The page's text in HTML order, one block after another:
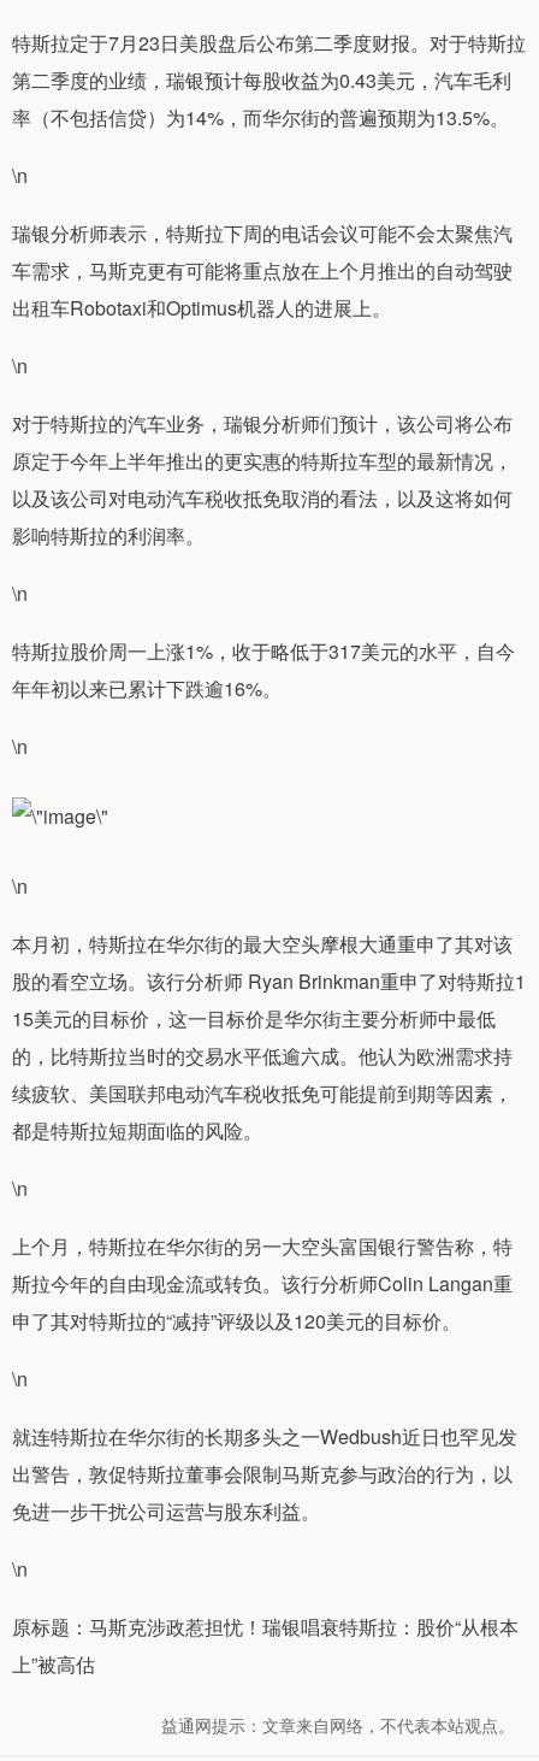
特斯拉定于7月23日美股盘后公布第二季度财报。对于特斯拉
第二季度的业绩，瑞银预计每股收益为0.43美元，汽车毛利
率（不包括信贷）为14%，而华尔街的普遍预期为13.5%。
\n
瑞银分析师表示，特斯拉下周的电话会议可能不会太聚焦汽
车需求，马斯克更有可能将重点放在上个月推出的自动驾驶
出租车Robotaxi和Optimus机器人的进展上。
\n
对于特斯拉的汽车业务，瑞银分析师们预计，该公司将公布
原定于今年上半年推出的更实惠的特斯拉车型的最新情况，
以及该公司对电动汽车税收抵免取消的看法，以及这将如何
影响特斯拉的利润率。
\n
特斯拉股价周一上涨1%，收于略低于317美元的水平，自今
年年初以来已累计下跌逾16%。
\n
\n
本月初，特斯拉在华尔街的最大空头摩根大通重申了其对该
股的看空立场。该行分析师 Ryan Brinkman重申了对特斯拉1
15美元的目标价，这一目标价是华尔街主要分析师中最低
的，比特斯拉当时的交易水平低逾六成。他认为欧洲需求持
续疲软、美国联邦电动汽车税收抵免可能提前到期等因素，
都是特斯拉短期面临的风险。
\n
上个月，特斯拉在华尔街的另一大空头富国银行警告称，特
斯拉今年的自由现金流或转负。该行分析师Colin Langan重
申了其对特斯拉的“减持”评级以及120美元的目标价。
\n
就连特斯拉在华尔街的长期多头之一Wedbush近日也罕见发
出警告，敦促特斯拉董事会限制马斯克参与政治的行为，以
免进一步干扰公司运营与股东利益。
\n
原标题：马斯克涉政惹担忧！瑞银唱衰特斯拉：股价“从根本
上”被高估
益通网提示：文章来自网络，不代表本站观点。